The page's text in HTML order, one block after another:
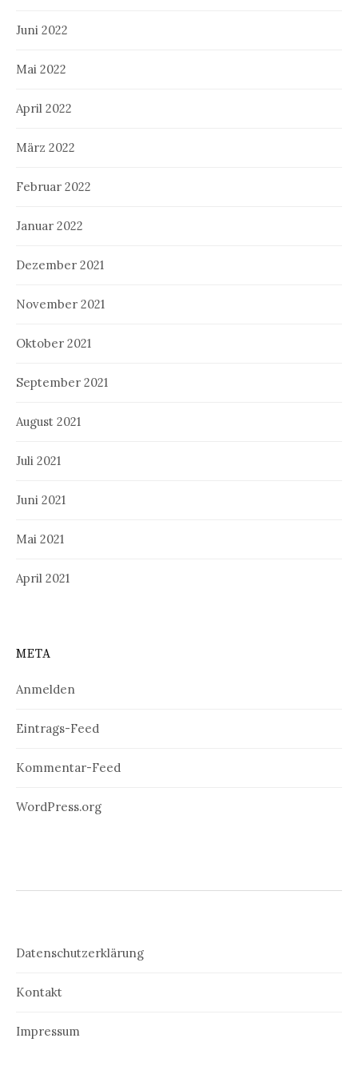
Juni 2022
Mai 2022
April 2022
März 2022
Februar 2022
Januar 2022
Dezember 2021
November 2021
Oktober 2021
September 2021
August 2021
Juli 2021
Juni 2021
Mai 2021
April 2021
META
Anmelden
Eintrags-Feed
Kommentar-Feed
WordPress.org
Datenschutzerklärung
Kontakt
Impressum